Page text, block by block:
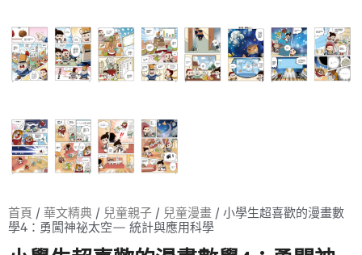
首頁 / 華文精典 / 兒童親子 / 兒童漫畫 / 小學生超喜歡的漫畫數
學4：勇闖神祕太空— 統計與應用科學